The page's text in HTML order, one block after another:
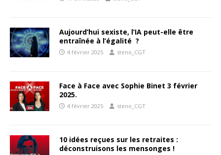
Aujourd’hui sexiste, l’IA peut-elle être
entraînée à l’égalité ?
4 février 2025 steno_CGT
Face à Face avec Sophie Binet 3 février
2025.
4 février 2025 steno_CGT
10 idées reçues sur les retraites :
déconstruisons les mensonges !